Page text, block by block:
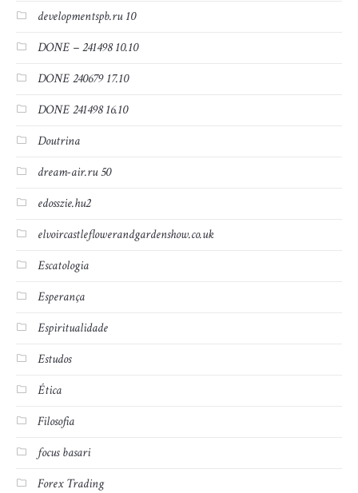
developmentspb.ru 10
DONE – 241498 10.10
DONE 240679 17.10
DONE 241498 16.10
Doutrina
dream-air.ru 50
edosszie.hu2
elvoircastleflowerandgardenshow.co.uk
Escatologia
Esperança
Espiritualidade
Estudos
Ética
Filosofia
focus basari
Forex Trading